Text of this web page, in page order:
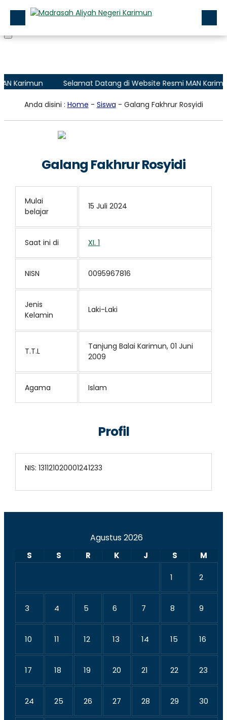
Profile
Layanan Madrasah
Zona Integritas
PMB (Penerimaan Murid Baru)
Karimun Selamat Datang di Website Resmi MAN Karimun
Anda disini : Home - Siswa - Galang Fakhrur Rosyidi
Galang Fakhrur Rosyidi
Mulai
belajar
15 Juli 2024
Saat ini di XI. 1
NISN 0095967816
Jenis
Kelamin
Laki-Laki
T.T.L
Tanjung Balai Karimun, 01 Juni
2009
Agama Islam
Profil
NIS: 131121020001241233
Agustus 2026
S S R K J S M
1 2
3 4 5 6 7 8 9
10 11 12 13 14 15 16
17 18 19 20 21 22 23
24 25 26 27 28 29 30